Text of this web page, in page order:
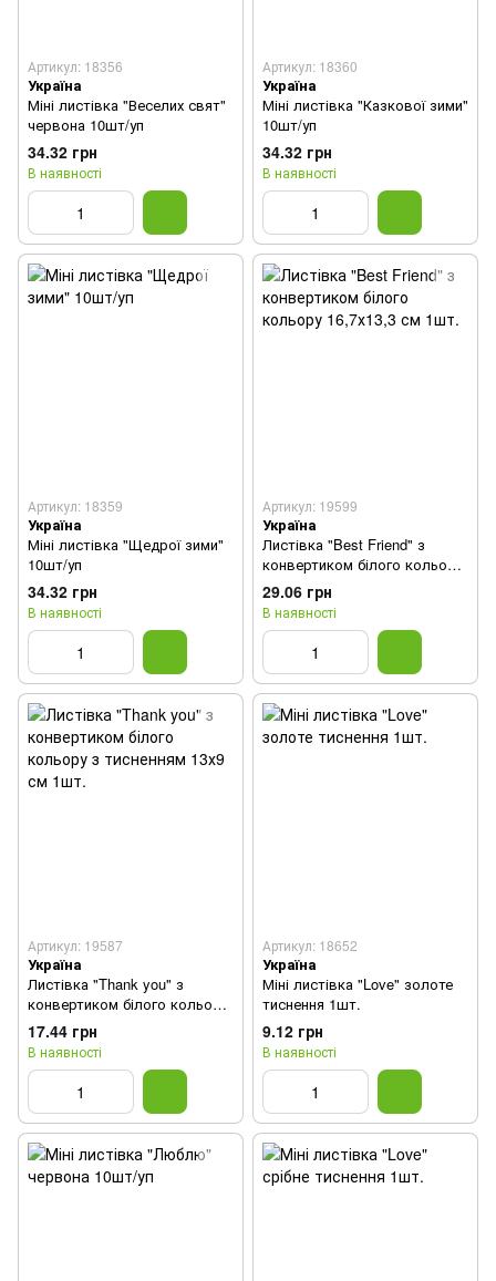
Артикул: 18356
Україна
Міні листівка "Веселих свят"
червона 10шт/уп
34.32 грн
В наявності
Артикул: 18360
Україна
Міні листівка "Казкової зими"
10шт/уп
34.32 грн
В наявності
Артикул: 18359
Україна
Міні листівка "Щедрої зими"
10шт/уп
34.32 грн
В наявності
Артикул: 19599
Україна
Листівка "Best Friend" з
конвертиком білого кольору
16,7х13,3 см 1шт.
29.06 грн
В наявності
Артикул: 19587
Україна
Листівка "Thank you" з
конвертиком білого кольору
з тисненням 13х9 см 1шт.
17.44 грн
В наявності
Артикул: 18652
Україна
Міні листівка "Love" золоте
тиснення 1шт.
9.12 грн
В наявності